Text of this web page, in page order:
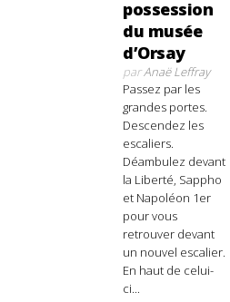
possession
du musée
d’Orsay
parAnaë Leffray
Passez par les
grandes portes.
Descendez les
escaliers.
Déambulez devant
la Liberté, Sappho
et Napoléon 1er
pour vous
retrouver devant
un nouvel escalier.
En haut de celui-
ci...